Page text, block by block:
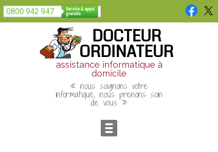
0800 942 947
DOCTEUR
ORDINATEUR
assistance informatique à
domicile
« nous soignons votre
informatique, nous prenons soin
de vous »
Panneau de gestion des cookies